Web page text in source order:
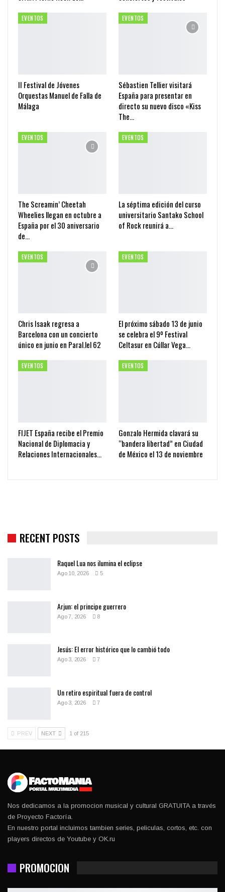
EVENTOS
II Festival de Jóvenes
Orquestas Manuel de Falla de
Málaga
EVENTOS
Sébastien Tellier visitará
España para presentar en
directo su nuevo disco «Kiss
The…
EVENTOS
The Screamin’ Cheetah
Wheelies llegan en octubre a
España por el 30 aniversario
de…
EVENTOS
La séptima edición del curso
universitario Santako School
of Rock reunirá a…
EVENTOS
Chris Isaak regresa a
Barcelona con un concierto
único en junio en Paral.lel 62
EVENTOS
El próximo sábado 13 de junio
se celebra el 9º Festival
Celtasur en Cúllar Vega…
EVENTOS
FIJET España recibe el Premio
Nacional de Diplomacia y
Relaciones Internacionales…
EVENTOS
Gonzalo Hermida clavará su
“bandera libertad” en Ciudad
de México el 13 de noviembre
RECENT POSTS
Raquel Lua nos ilumina el eclipse
Ago 10, 2026 5
Arjun: el principe guerrero
Ago 7, 2026 8
Jesús: El error histórico que lo cambió todo
Ago 3, 2026 7
Un retiro espiritual fuera de control
Ago 3, 2026 7
PREV NEXT 1 of 215
Nos dedicamos a la promocion musical y cultural GRATUITA a través
de Proyecto Factoría.
En nuestro portal incluimos tambien series, peliculas, cortos, etc. con
players directos de Youtube y OK.ru
PROMOCION